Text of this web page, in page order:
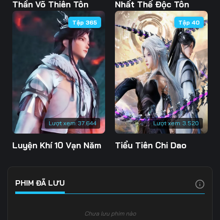
Tập 103 Tập 104 Tập 105
Tập 106 Tập 107 Tập 108
Tập 109 Tập 110 Tập 111
Tập 112 Tập 113 Tập 114
Tập 115 Tập 116 Tập 117
Tập 118 Tập 119 Tập 120
Tập 121 Tập 122 Tập 123
Thần Võ Thiên Tôn Nhất Thế Độc Tôn
Lượt xem: 37.644
Tập 365
Luyện Khí 10 Vạn Năm
Lượt xem: 3.520
Tập 40
Tiểu Tiên Chi Dao
PHIM ĐÃ LƯU
Chưa lưu phim nào